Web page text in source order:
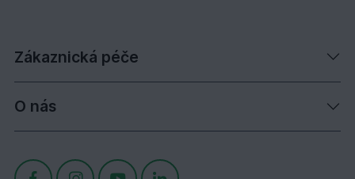
Zákaznická péče
O nás